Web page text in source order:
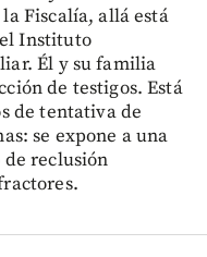
Fiscalía, allá está
Instituto
Él y su familia
de testigos. Está
de tentativa de
se expone a una
de reclusión